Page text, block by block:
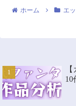
ホーム エ
10